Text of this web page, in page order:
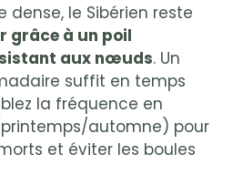
dense, le Sibérien reste
grâce à un poil
aux nœuds. Un
suffit en temps
la fréquence en
automne) pour
et éviter les boules